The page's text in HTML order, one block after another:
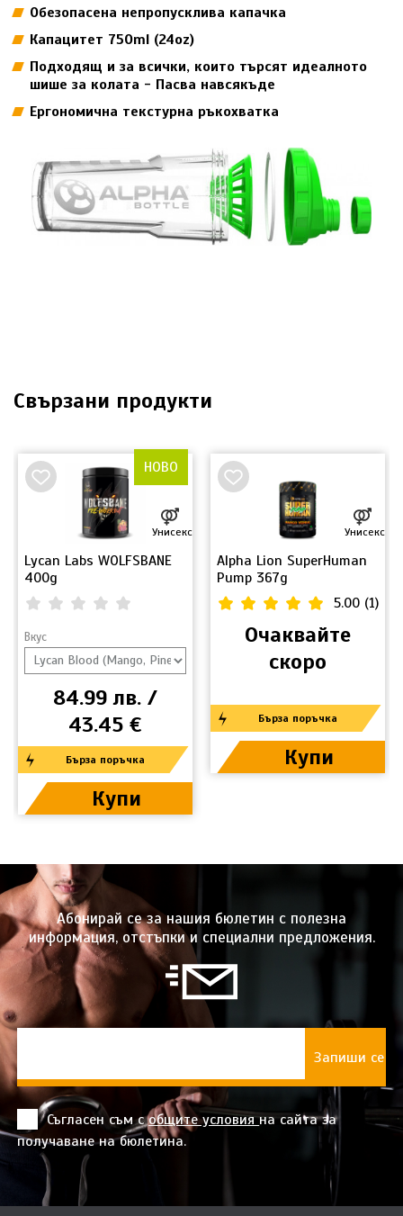
Обезопасена непропусклива капачка
Капацитет 750ml (24oz)
Подходящ и за всички, които търсят идеалното
шише за колата - Пасва навсякъде
Ергономична текстурна ръкохватка
Свързани продукти
НОВО
Lycan Labs WOLFSBANE
400g
Унисекс
Вкус
84.99 лв. /
43.45 €
Бърза поръчка
Купи
Alpha Lion SuperHuman
Pump 367g
Унисекс
5.00 (1)
Очаквайте
скоро
Бърза поръчка
Купи
Абонирай се за нашия бюлетин с полезна
информация, отстъпки и специални предложения.
Съгласен съм собщите условияна сайта за
получаване на бюлетина.